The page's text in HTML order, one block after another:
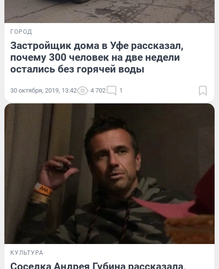
ГОРОД
Застройщик дома в Уфе рассказал,
почему 300 человек на две недели
остались без горячей воды
30 октября, 2019, 13:42 4 702 1
КУЛЬТУРА
Соседка Андрея Губина рассказала,